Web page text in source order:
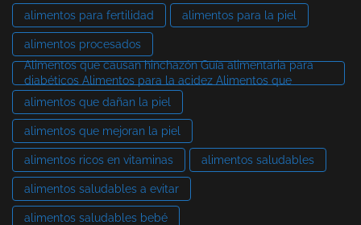
alimentos para fertilidad alimentos para la piel
alimentos procesados
Alimentos que causan hinchazón Guía alimentaria para
diabéticos Alimentos para la acidez Alimentos que
alimentos que dañan la piel
alimentos que mejoran la piel
alimentos ricos en vitaminas alimentos saludables
alimentos saludables a evitar
alimentos saludables bebé